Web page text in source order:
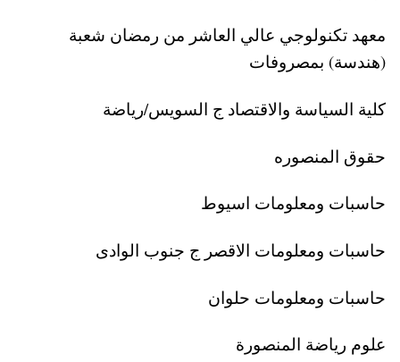
معهد تكنولوجي عالي العاشر من رمضان شعبة
(هندسة) بمصروفات
كلية السياسة والاقتصاد ج السويس/رياضة
حقوق المنصوره
حاسبات ومعلومات اسيوط
حاسبات ومعلومات الاقصر ج جنوب الوادى
حاسبات ومعلومات حلوان
علوم رياضة المنصورة